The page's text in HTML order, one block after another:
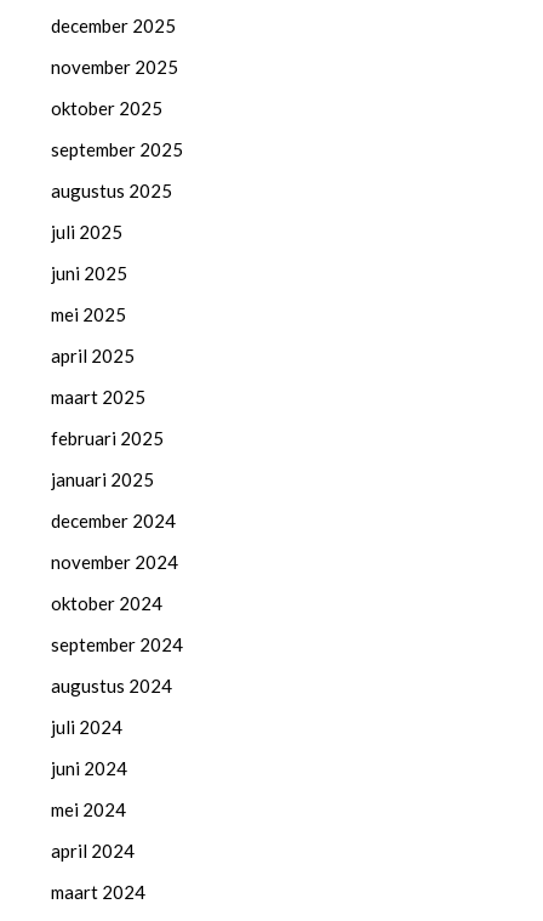
december 2025
november 2025
oktober 2025
september 2025
augustus 2025
juli 2025
juni 2025
mei 2025
april 2025
maart 2025
februari 2025
januari 2025
december 2024
november 2024
oktober 2024
september 2024
augustus 2024
juli 2024
juni 2024
mei 2024
april 2024
maart 2024